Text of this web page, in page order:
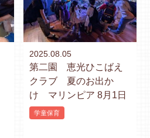
2025.08.05
第二園 恵光ひこばえ
クラブ 夏のお出か
け マリンピア 8月1日
学童保育